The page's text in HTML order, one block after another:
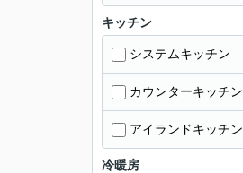
キッチン
システムキッチン
カウンターキッチン
アイランドキッチン
冷暖房